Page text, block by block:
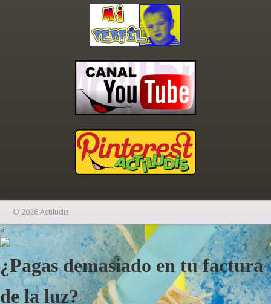
© 2026 Actiludis
×
¿Pagas demasiado en tu factura
de la luz?